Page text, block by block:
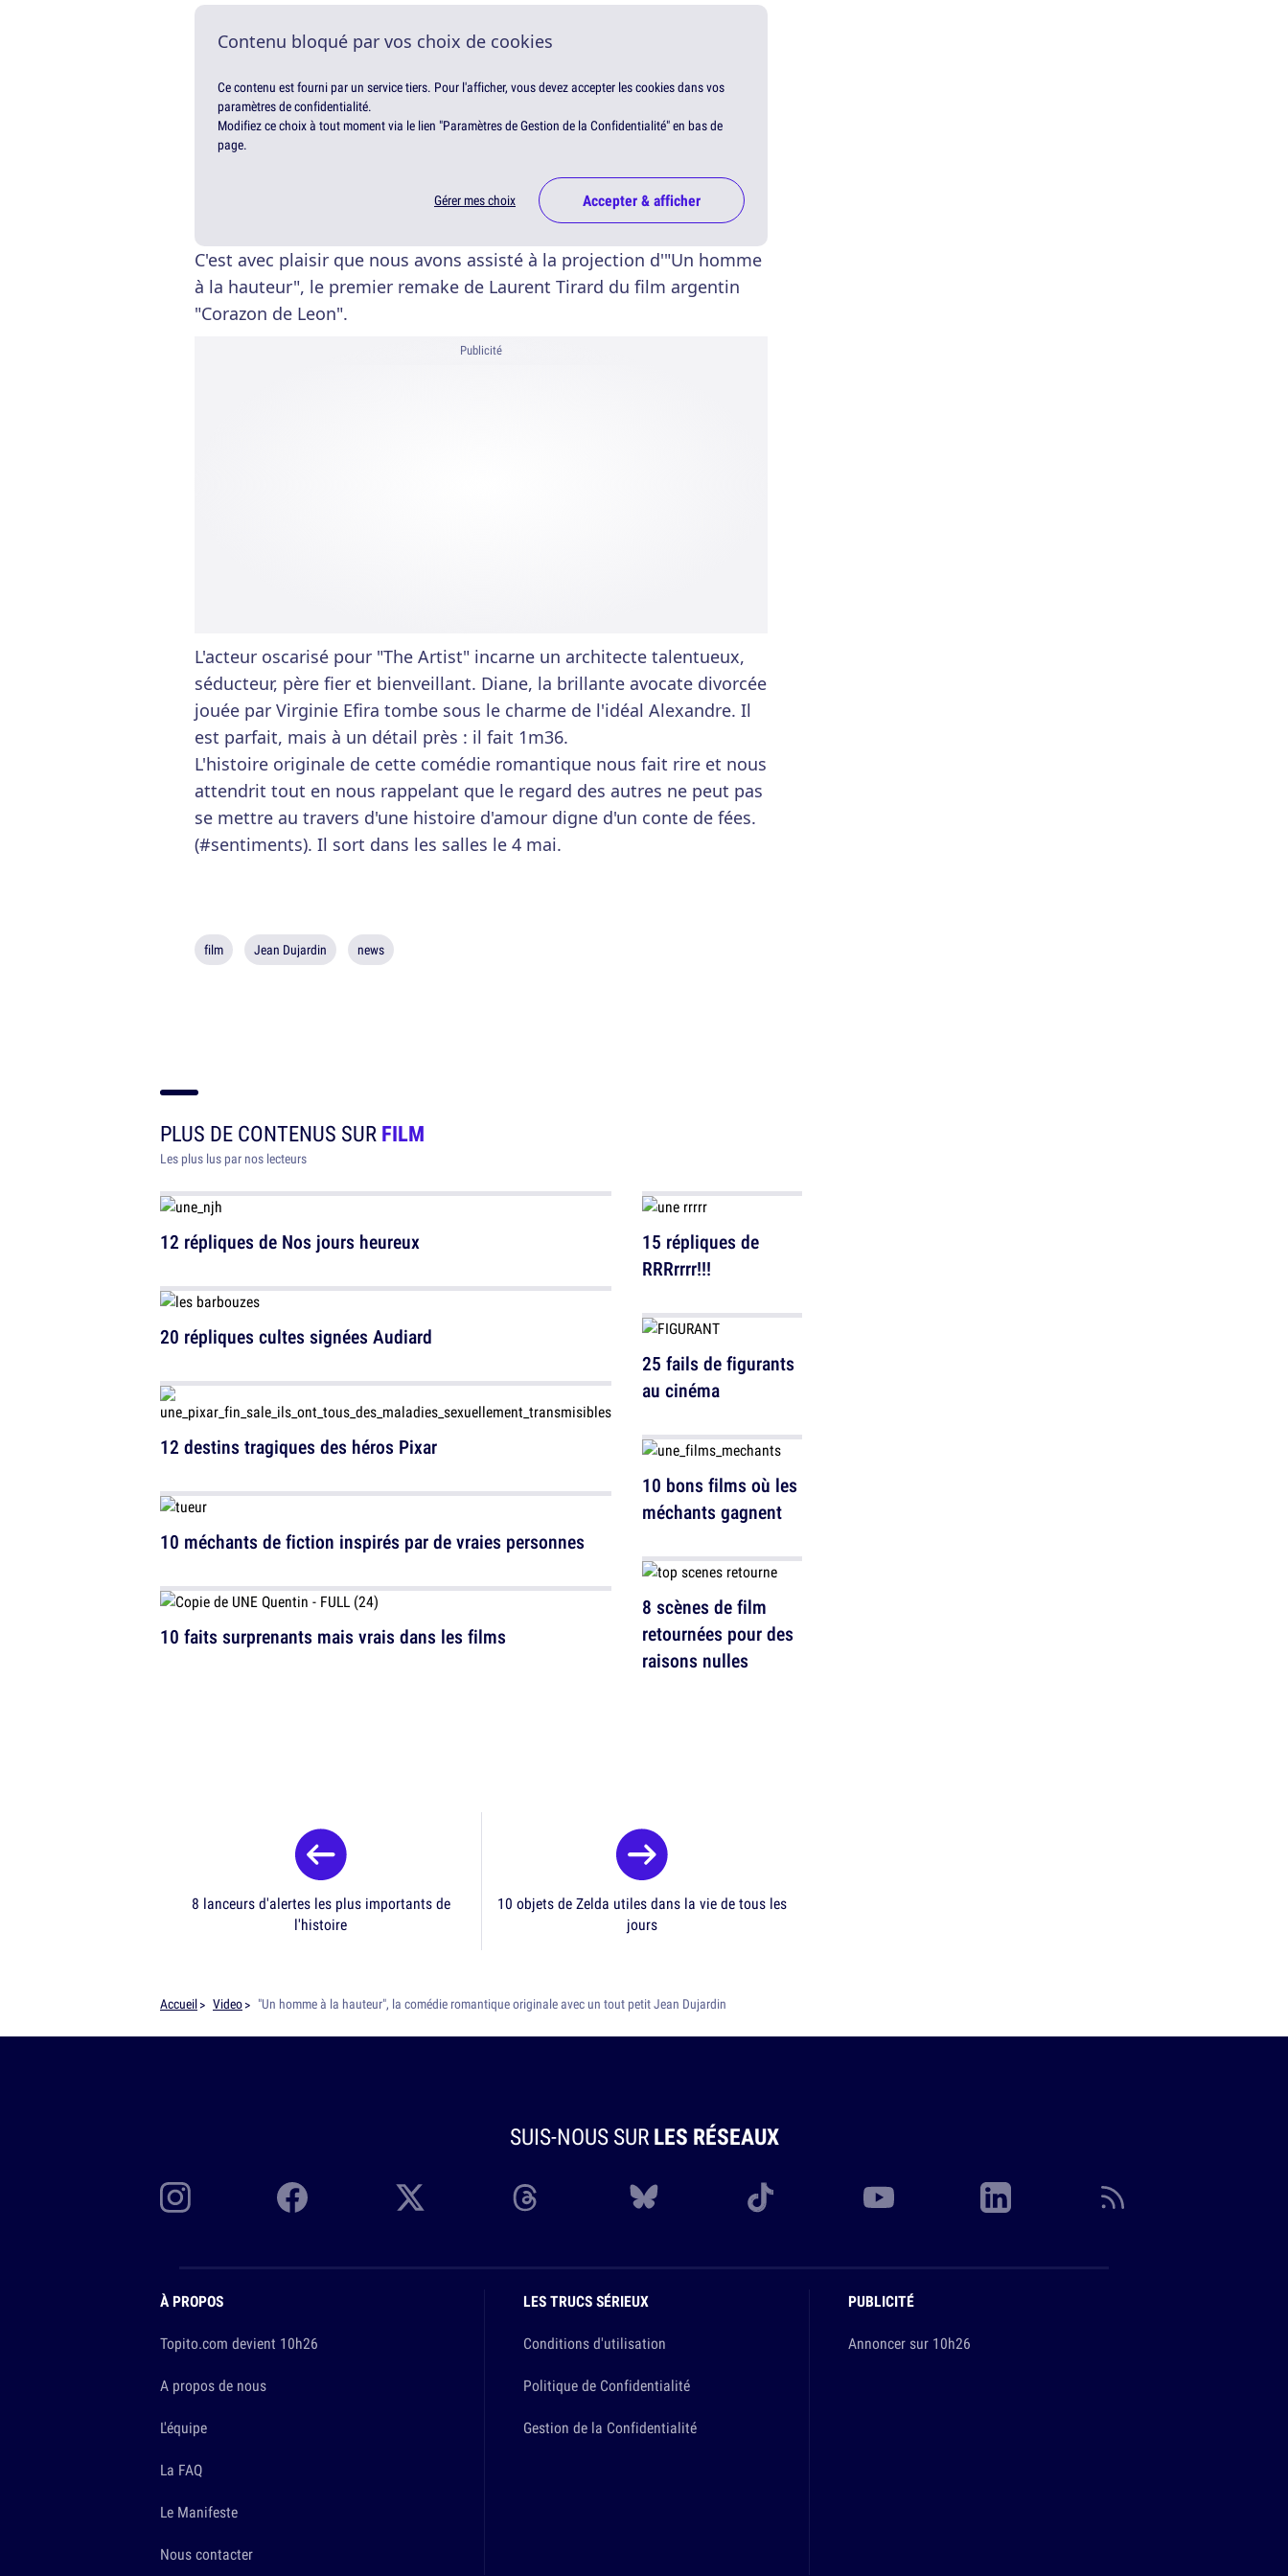
Contenu bloqué par vos choix de cookies
Ce contenu est fourni par un service tiers. Pour l'afficher, vous devez accepter les cookies dans vos
paramètres de confidentialité.
Modifiez ce choix à tout moment via le lien "Paramètres de Gestion de la Confidentialité" en bas de
page.
Gérer mes choix Accepter & afficher
C'est avec plaisir que nous avons assisté à la projection d'"Un homme
à la hauteur", le premier remake de Laurent Tirard du film argentin
"Corazon de Leon".
Publicité
L'acteur oscarisé pour "The Artist" incarne un architecte talentueux,
séducteur, père fier et bienveillant. Diane, la brillante avocate divorcée
jouée par Virginie Efira tombe sous le charme de l'idéal Alexandre. Il
est parfait, mais à un détail près : il fait 1m36.
L'histoire originale de cette comédie romantique nous fait rire et nous
attendrit tout en nous rappelant que le regard des autres ne peut pas
se mettre au travers d'une histoire d'amour digne d'un conte de fées.
(#sentiments). Il sort dans les salles le 4 mai.
film Jean Dujardin news
PLUS DE CONTENUS SURFILM
Les plus lus par nos lecteurs
12 répliques de Nos jours heureux
20 répliques cultes signées Audiard
12 destins tragiques des héros Pixar
10 méchants de fiction inspirés par de vraies personnes
10 faits surprenants mais vrais dans les films
15 répliques de
RRRrrrr!!!
25 fails de figurants
au cinéma
10 bons films où les
méchants gagnent
8 scènes de film
retournées pour des
raisons nulles
8 lanceurs d'alertes les plus importants de
l'histoire
10 objets de Zelda utiles dans la vie de tous les
jours
Accueil Video "Un homme à la hauteur", la comédie romantique originale avec un tout petit Jean Dujardin
SUIS-NOUS SURLES RÉSEAUX
À PROPOS
Topito.com devient 10h26
A propos de nous
L'équipe
La FAQ
Le Manifeste
Nous contacter
LES TRUCS SÉRIEUX
Conditions d'utilisation
Politique de Confidentialité
Gestion de la Confidentialité
PUBLICITÉ
Annoncer sur 10h26